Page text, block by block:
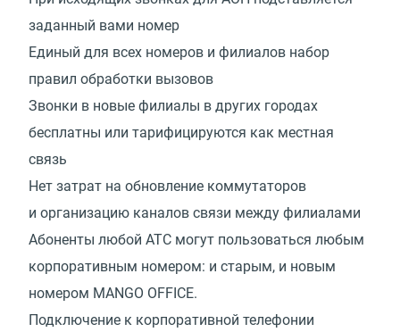
заданный вами номер
Единый для всех номеров и филиалов набор
правил обработки вызовов
Звонки в новые филиалы в других городах
бесплатны или тарифицируются как местная
связь
Нет затрат на обновление коммутаторов
и организацию каналов связи между филиалами
Абоненты любой АТС могут пользоваться любым
корпоративным номером: и старым, и новым
номером MANGO OFFICE.
Подключение к корпоративной телефонии